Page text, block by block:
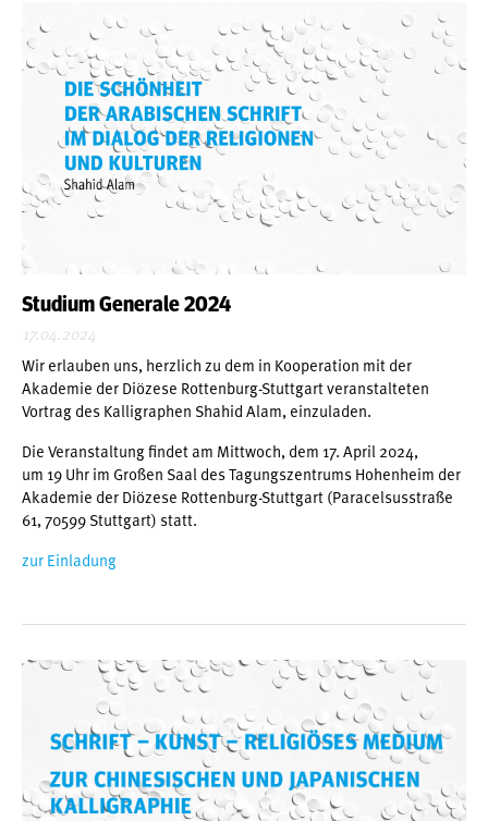
Studium Generale 2024
17.04.2024
Wir erlauben uns, herzlich zu dem in Kooperation mit der
Akademie der Diözese Rottenburg-Stuttgart veranstalteten
Vortrag des Kalligraphen Shahid Alam, einzuladen.
Die Veranstaltung findet am Mittwoch, dem 17. April 2024,
um 19 Uhr im Großen Saal des Tagungszentrums Hohenheim der
Akademie der Diözese Rottenburg-Stuttgart (Paracelsusstraße
61, 70599 Stuttgart) statt.
zur Einladung